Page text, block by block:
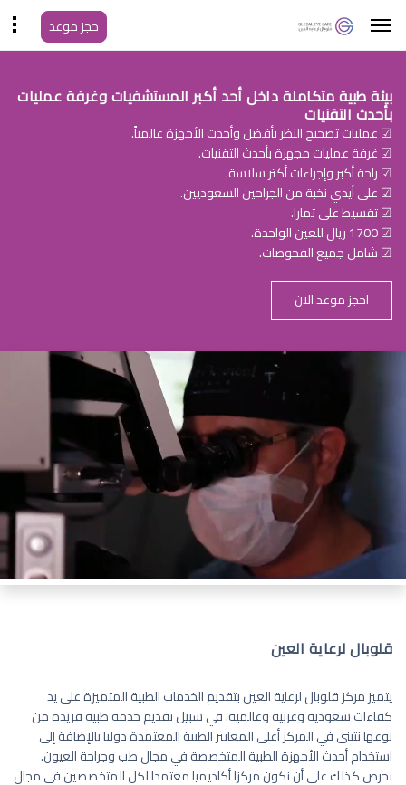
حجز موعد
بيئة طبية متكاملة داخل أحد أكبر المستشفيات وغرفة عمليات
بأحدث التقنيات
☑ عمليات تصحيح النظر بأفضل وأحدث الأجهزة عالمياً.
☑ غرفة عمليات مجهزة بأحدث التقنيات.
☑ راحة أكبر وإجراءات أكثر سلاسة.
☑ على أيدي نخبة من الجراحين السعوديين.
☑ تقسيط على تمارا.
☑ 1700 ريال للعين الواحدة.
☑ شامل جميع الفحوصات.
احجز موعد الان
قلوبال لرعاية العين
يتميز مركز قلوبال لرعاية العين بتقديم الخدمات الطبية المتميزة على يد
كفاءات سعودية وعربية وعالمية. في سبيل تقديم خدمة طبية فريدة من
نوعها نتبنى في المركز أعلى المعايير الطبية المعتمدة دوليا بالإضافة إلى
استخدام أحدث الأجهزة الطبية المتخصصة في مجال طب وجراحة العيون.
نحرص كذلك على أن نكون مركزا أكاديميا معتمدا لكل المتخصصين في مجال